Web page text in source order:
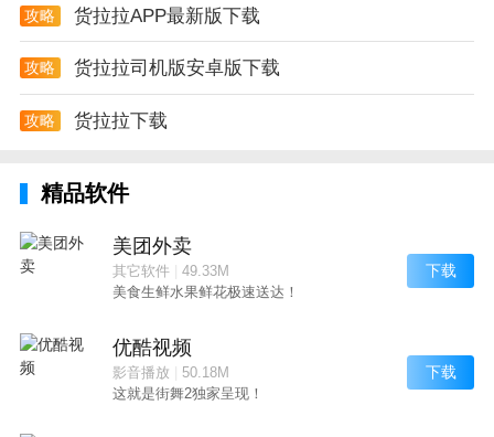
攻略 货拉拉APP最新版下载
攻略 货拉拉司机版安卓版下载
攻略 货拉拉下载
精品软件
美团外卖
其它软件| 49.33M
美食生鲜水果鲜花极速送达！
下载
优酷视频
影音播放
50.18M
这就是街舞2独家呈现！
下载